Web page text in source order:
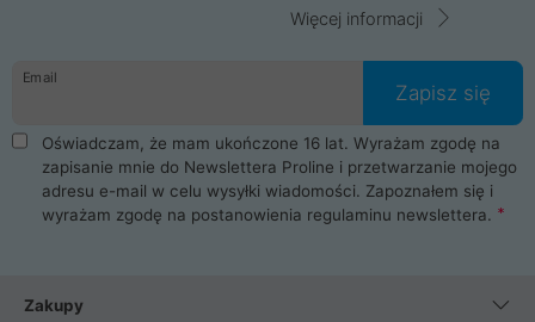
Więcej informacji
Email
Zapisz się
Oświadczam, że mam ukończone 16 lat. Wyrażam zgodę na
zapisanie mnie do Newslettera Proline i przetwarzanie mojego
adresu e-mail w celu wysyłki wiadomości. Zapoznałem się i
wyrażam zgodę na postanowienia regulaminu newslettera.
Zakupy